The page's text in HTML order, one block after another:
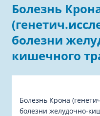
Болезнь
болезни
кишечного
Болезнь Крона
болезни желудочно-